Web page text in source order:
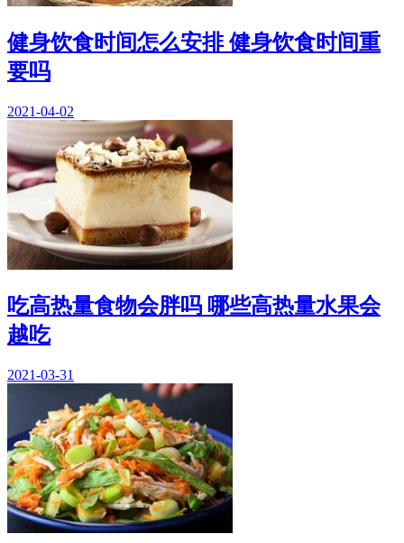
健身饮食时间怎么安排 健身饮食时间重
要吗
2021-04-02
吃高热量食物会胖吗 哪些高热量水果会
越吃
2021-03-31